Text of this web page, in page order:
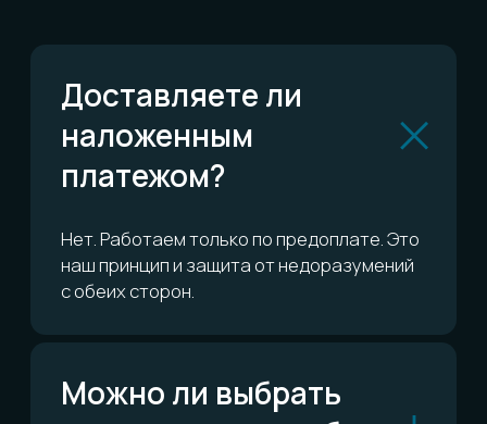
стоит?
ОСТАЛИСЬ ВОПРОСЫ?